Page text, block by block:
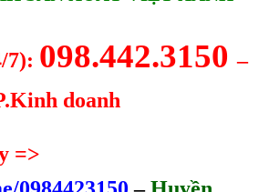
7): 098.442.3150–
doanh
=>